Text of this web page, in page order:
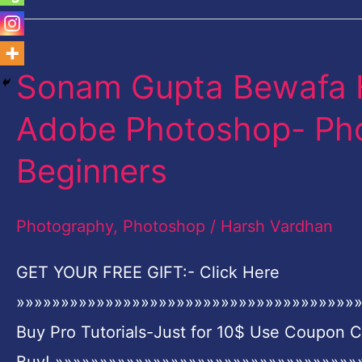
Sonam Gupta
Adobe Photoshop-
Beginners
Photography, Photoshop / Harsh Vardhan
GET YOUR FREE GIFT:- Click Here
Buy Pro Tutorials-Just for 10$ Use Coupon
Sonam
Bewafa
Hai
Manipulation